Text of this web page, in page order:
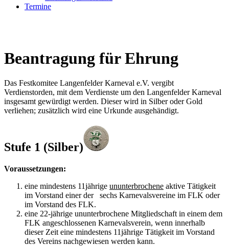
Termine
Beantragung für Ehrung
Das Festkomitee Langenfelder Karneval e.V. vergibt
Verdienstorden, mit dem Verdienste um den Langenfelder Karneval
insgesamt gewürdigt werden. Dieser wird in Silber oder Gold
verliehen; zusätzlich wird eine Urkunde ausgehändigt.
Stufe 1 (Silber)
Voraussetzungen:
eine mindestens 11jährige ununterbrochene aktive Tätigkeit
im Vorstand einer der sechs Karnevalsvereine im FLK oder
im Vorstand des FLK.
eine 22-jährige ununterbrochene Mitgliedschaft in einem dem
FLK angeschlossenen Karnevalsverein, wenn innerhalb
dieser Zeit eine mindestens 11jährige Tätigkeit im Vorstand
des Vereins nachgewiesen werden kann.